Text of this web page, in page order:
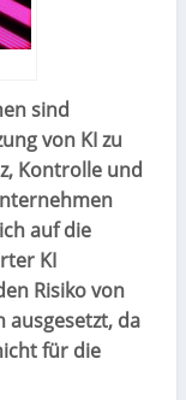
sind
von KI zu
Kontrolle und
auf die
KI
Risiko von
ausgesetzt, da
für die